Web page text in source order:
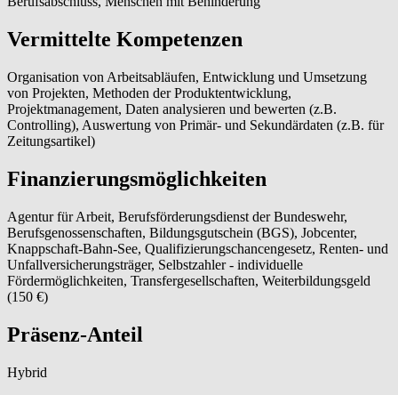
Vermittelte Kompetenzen
Organisation von Arbeitsabläufen, Entwicklung und Umsetzung
von Projekten, Methoden der Produktentwicklung,
Projektmanagement, Daten analysieren und bewerten (z.B.
Controlling), Auswertung von Primär- und Sekundärdaten (z.B. für
Zeitungsartikel)
Finanzierungsmöglichkeiten
Agentur für Arbeit, Berufsförderungsdienst der Bundeswehr,
Berufsgenossenschaften, Bildungsgutschein (BGS), Jobcenter,
Knappschaft-Bahn-See, Qualifizierungschancengesetz, Renten- und
Unfallversicherungsträger, Selbstzahler - individuelle
Fördermöglichkeiten, Transfergesellschaften, Weiterbildungsgeld
(150 €)
Präsenz-Anteil
Hybrid